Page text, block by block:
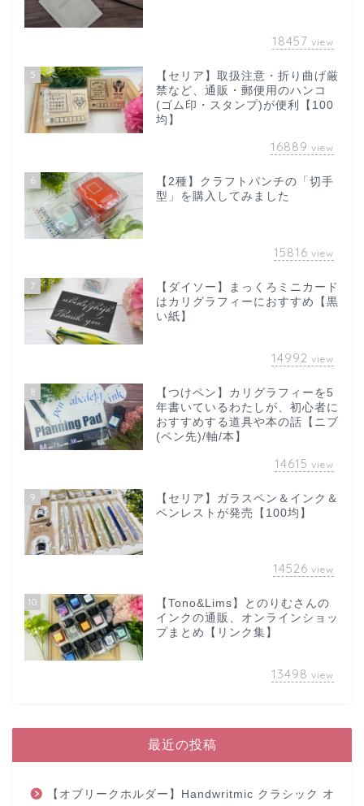
18457 view
5
【セリア】取扱注意・折り曲げ厳
禁など、通販・郵便用のハンコ
(ゴム印・スタンプ)が便利【100
均】
16889 view
6
【2種】クラフトパンチの「切手
型」を購入してみました
15816 view
7
【ダイソー】まっくろミニカード
はカリグラフィーにおすすめ【黒
い紙】
14992 view
8
【つけペン】カリグラフィーを5
年書いているわたしが、初心者に
おすすめする道具や本の話【ニブ
(ペン先)/軸/本】
14615 view
9
【セリア】ガラスペン＆インク＆
ペンレストが発売【100均】
14526 view
10
【Tono&Lims】とのりむさんの
インクの通販、オンラインショッ
プまとめ【リンク集】
13498 view
最近の投稿
【オブリークホルダー】Handwritmic クラシック オ